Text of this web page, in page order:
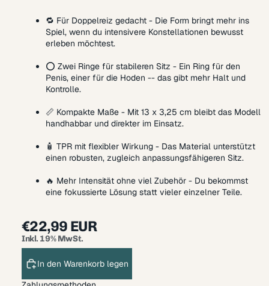
🔁 Für Doppelreiz gedacht - Die Form bringt mehr ins
Spiel, wenn du intensivere Konstellationen bewusst
erleben möchtest.
⭕ Zwei Ringe für stabileren Sitz - Ein Ring für den
Penis, einer für die Hoden -- das gibt mehr Halt und
Kontrolle.
📏 Kompakte Maße - Mit 13 x 3,25 cm bleibt das Modell
handhabbar und direkter im Einsatz.
🧴 TPR mit flexibler Wirkung - Das Material unterstützt
einen robusten, zugleich anpassungsfähigeren Sitz.
🔥 Mehr Intensität ohne viel Zubehör - Du bekommst
eine fokussierte Lösung statt vieler einzelner Teile.
€22,99 EUR
Inkl. 19% MwSt.
In den Warenkorb legen